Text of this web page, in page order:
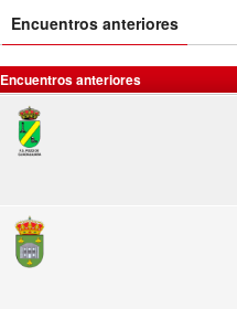
Encuentros anteriores
Encuentros anteriores